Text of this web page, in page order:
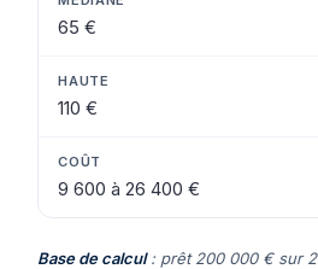
65 €
110 €
9 600 à 26 400 €
Base de calcul: prêt 200 000 € sur